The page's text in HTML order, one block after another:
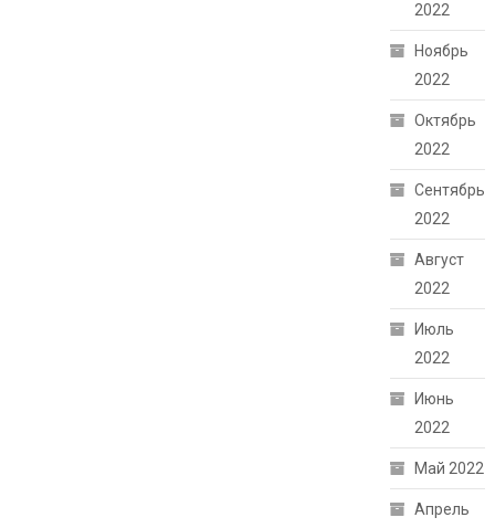
2022
Ноябрь
2022
Октябрь
2022
Сентябрь
2022
Август
2022
Июль
2022
Июнь
2022
Май 2022
Апрель